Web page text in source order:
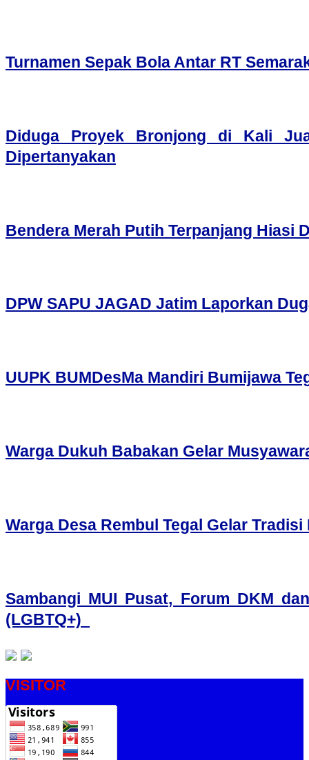
Turnamen Sepak Bola Antar RT
Diduga Proyek Bronjong di Kali
Dipertanyakan
Bendera Merah Putih Terpanjang Hiasi
DPW SAPU JAGAD Jatim Laporkan
UUPK BUMDesMa Mandiri Bumijawa
Warga Dukuh Babakan Gelar
Warga Desa Rembul Tegal Gelar
Sambangi MUI Pusat, Forum DKM
(LGBTQ+)
VISITOR